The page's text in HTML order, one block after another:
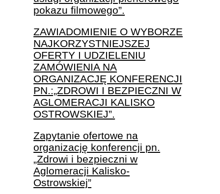
pokazu filmowego”.
ZAWIADOMIENIE O WYBORZE
NAJKORZYSTNIEJSZEJ
OFERTY I UDZIELENIU
ZAMÓWIENIA NA
ORGANIZACJĘ KONFERENCJI
PN.:„ZDROWI I BEZPIECZNI W
AGLOMERACJI KALISKO
OSTROWSKIEJ”.
Zapytanie ofertowe na
organizację konferencji pn.
„Zdrowi i bezpieczni w
Aglomeracji Kalisko-
Ostrowskiej”